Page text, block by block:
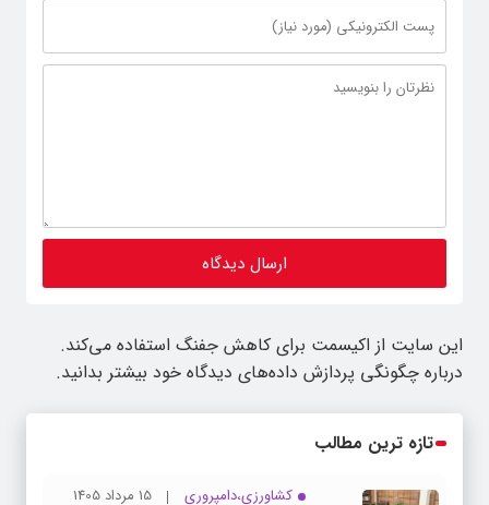
این سایت از اکیسمت برای کاهش جفنگ استفاده می‌کند.
درباره چگونگی پردازش داده‌های دیدگاه خود بیشتر بدانید.
تازه ترین مطالب
کشاورزی،دامپروری 15 مرداد 1405